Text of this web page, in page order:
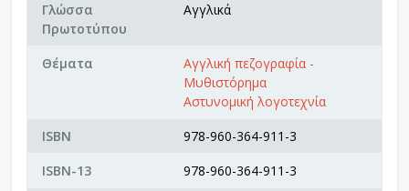
Γλώσσα
Πρωτοτύπου
Αγγλικά
Θέματα
Αγγλική πεζογραφία -
Μυθιστόρημα
Αστυνομική λογοτεχνία
ISBN
978-960-364-911-3
ISBN-13
978-960-364-911-3